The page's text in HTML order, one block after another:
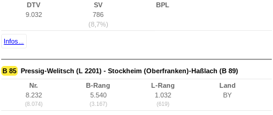
DTV
9.032
SV
786
(8,7%)
BPL
Infos...
B 85 Pressig-Welitsch (L 2201) - Stockheim (Oberfranken)-Haßlach (B 89)
Nr.
8.232
(8.074)
B-Rang
5.540
(3.167)
L-Rang
1.032
(619)
Land
BY